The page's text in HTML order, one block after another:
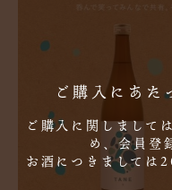
ご購入にあた
ご購入に関しまして
め、会員登
お酒につきましては